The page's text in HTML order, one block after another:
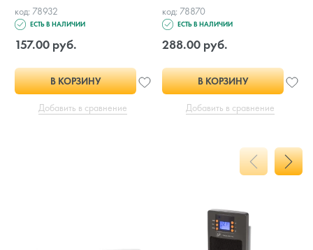
код: 78932
ЕСТЬ В НАЛИЧИИ
157.00 руб.
В КОРЗИНУ
Добавить в сравнение
код: 78870
ЕСТЬ В НАЛИЧИИ
288.00 руб.
В КОРЗИНУ
Добавить в сравнение